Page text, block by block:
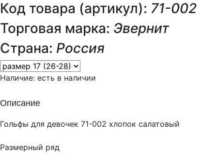
Код товара (артикул): 71-002
Торговая марка: Эвернит
Страна: Россия
Наличие: есть в наличии
Описание
Гольфы для девочек 71-002 хлопок салатовый
Размерный ряд